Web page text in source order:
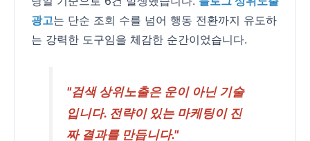
광고는 단순 조회 수를 넘어 행동 전환까지 유도하
는 강력한 도구임을 체감한 순간이었습니다.
"검색 상위노출은 운이 아닌 기술
입니다. 전략이 있는 마케팅이 진
짜 결과를 만듭니다."